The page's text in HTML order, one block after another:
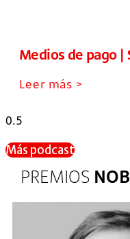
Medios de pago |
Leer más >
Más podcast
PREMIOS